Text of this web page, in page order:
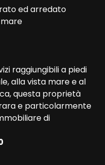
ed arredato
raggiungibili a piedi
alla vista mare e al
questa proprietà
e particolarmente
di